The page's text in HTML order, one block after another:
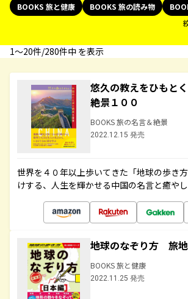
BOOKS 旅と健康
BOOKS 旅の読み物
1〜20件/280件中 を表示
悠久の教えをひもと
絶景１００
BOOKS 旅の名言＆絶景
2022.12.15 発売
世界を４０年以上歩いてきた「地球の歩き
けする、人生を輝かせる中国の名言と癒や
地球のなぞり方 旅
BOOKS 旅と健康
2022.11.25 発売